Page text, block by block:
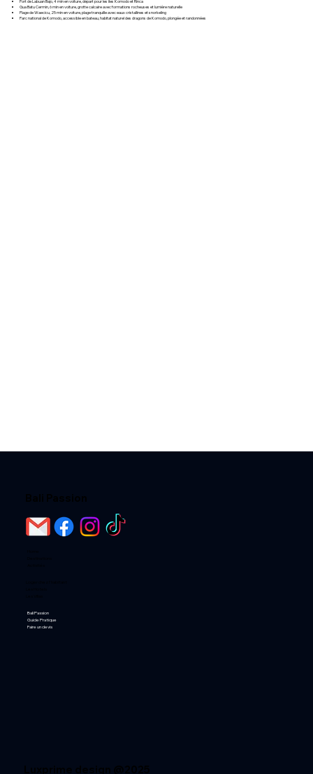
Port de Labuan Bajo, 4 min en voiture, départ pour les îles Komodo et Rinca
Gua Batu Cermin, 6 min en voiture, grotte calcaire avec formations rocheuses et lumière naturelle
Plage de Waecicu, 25 min en voiture, plage tranquille avec eaux cristallines et snorkeling
Parc national de Komodo, accessible en bateau, habitat naturel des dragons de Komodo, plongée et randonnées
Bali Passion
Guide Pratique
Faire un devis